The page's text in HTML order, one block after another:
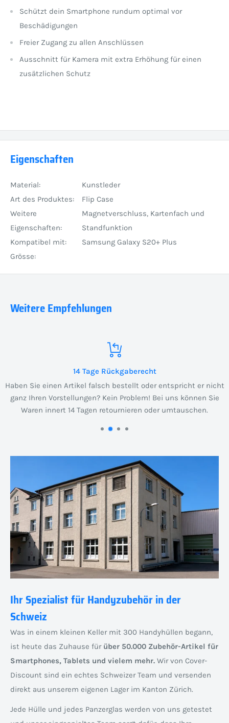
Schützt dein Smartphone rundum optimal vor
Beschädigungen
Freier Zugang zu allen Anschlüssen
Ausschnitt für Kamera mit extra Erhöhung für einen
zusätzlichen Schutz
Eigenschaften
Material:
Kunstleder
Art des Produktes:
Flip Case
Weitere
Eigenschaften:
Magnetverschluss, Kartenfach und
Standfunktion
Kompatibel mit:
Samsung Galaxy S20+ Plus
Grösse:
Weitere Empfehlungen
14 Tage Rückgaberecht
Haben Sie einen Artikel falsch bestellt oder entspricht er nicht
ganz Ihren Vorstellungen? Kein Problem! Bei uns können Sie
Waren innert 14 Tagen retournieren oder umtauschen.
Ihr Spezialist für Handyzubehör in der
Schweiz
Was in einem kleinen Keller mit 300 Handyhüllen begann,
ist heute das Zuhause für über 50.000 Zubehör-Artikel für
Smartphones, Tablets und vielem mehr. Wir von Cover-
Discount sind ein echtes Schweizer Team und versenden
direkt aus unserem eigenen Lager im Kanton Zürich.
Jede Hülle und jedes Panzerglas werden von uns getestet